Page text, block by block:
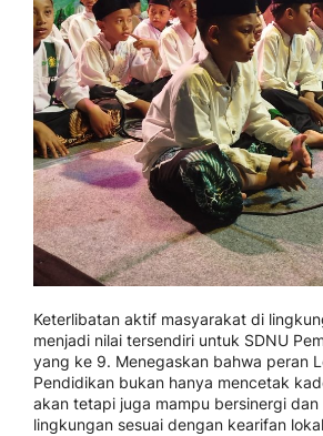
Keterlibatan aktif masyarakat di
menjadi nilai tersendiri untuk SDNU
yang ke 9. Menegaskan bahwa peran
Pendidikan bukan hanya mencetak
akan tetapi juga mampu bersinergi
lingkungan sesuai dengan kearifan